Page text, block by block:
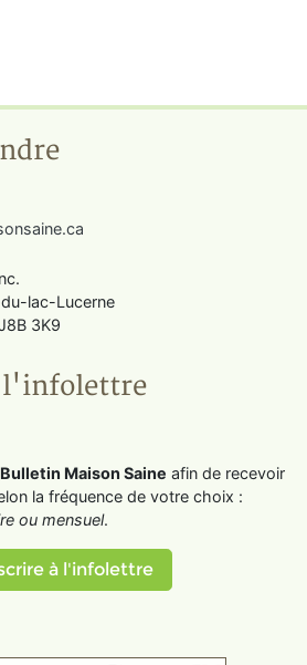
lac-Lucerne
3K9
l'infolettre
Bulletin Maison Saine afin de recevoir
la fréquence de votre choix :
ou mensuel.
à l'infolettre